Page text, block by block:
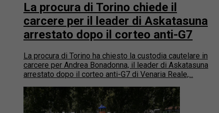
La procura di Torino chiede il
carcere per il leader di Askatasuna
arrestato dopo il corteo anti-G7
La procura di Torino ha chiesto la custodia cautelare in
carcere per Andrea Bonadonna, il leader di Askatasuna
arrestato dopo il corteo anti-G7 di Venaria Reale,...